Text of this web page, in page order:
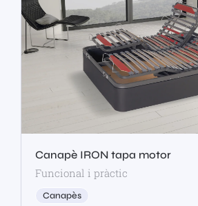
Canapè IRON tapa motor
Funcional i pràctic
Canapès